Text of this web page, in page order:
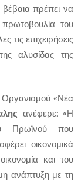
βέβαια πρέπει να
του
τις επιχειρήσεις
αλυσίδας της
«Νέα
ανέφερε: «Η
Πρωϊνού που
οικονομικά
και του
ανάπτυξη με τη